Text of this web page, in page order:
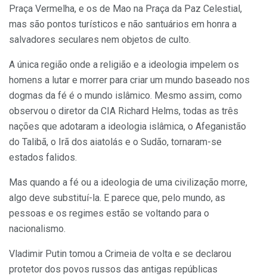
Praça Vermelha, e os de Mao na Praça da Paz Celestial,
mas são pontos turísticos e não santuários em honra a
salvadores seculares nem objetos de culto.
A única região onde a religião e a ideologia impelem os
homens a lutar e morrer para criar um mundo baseado nos
dogmas da fé é o mundo islâmico. Mesmo assim, como
observou o diretor da CIA Richard Helms, todas as três
nações que adotaram a ideologia islâmica, o Afeganistão
do Talibã, o Irã dos aiatolás e o Sudão, tornaram-se
estados falidos.
Mas quando a fé ou a ideologia de uma civilização morre,
algo deve substituí-la. E parece que, pelo mundo, as
pessoas e os regimes estão se voltando para o
nacionalismo.
Vladimir Putin tomou a Crimeia de volta e se declarou
protetor dos povos russos das antigas repúblicas